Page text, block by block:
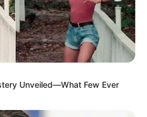
Unveiled—What Few Ever